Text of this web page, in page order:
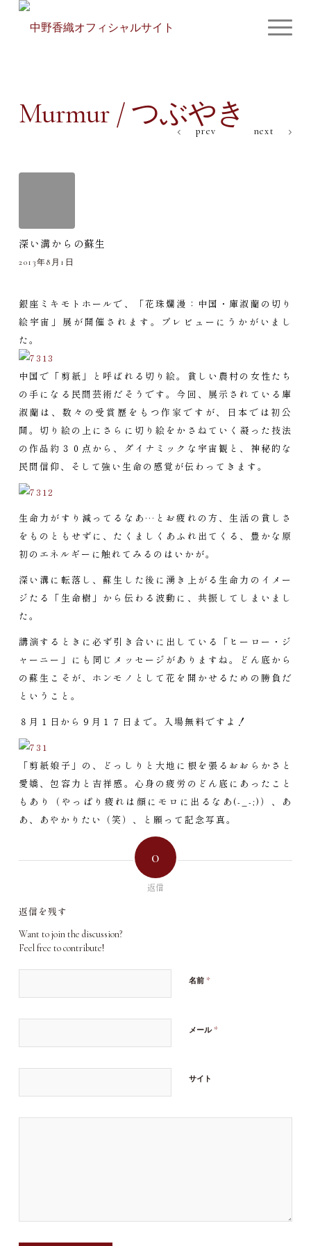
Murmur / つぶやき
prev next
深い溝からの蘇生
2013年8月1日
銀座ミキモトホールで、「花珠爛漫：中国・庫淑蘭の切り
絵宇宙」展が開催されます。プレビューにうかがいまし
た。
中国で「剪紙」と呼ばれる切り絵。貧しい農村の女性たち
の手になる民間芸術だそうです。今回、展示されている庫
淑蘭は、数々の受賞歴をもつ作家ですが、日本では初公
開。切り絵の上にさらに切り絵をかさねていく凝った技法
の作品約３０点から、ダイナミックな宇宙観と、神秘的な
民間信仰、そして強い生命の感覚が伝わってきます。
生命力がすり減ってるなあ…とお疲れの方、生活の貧しさ
をものともせずに、たくましくあふれ出てくる、豊かな原
初のエネルギーに触れてみるのはいかが。
深い溝に転落し、蘇生した後に湧き上がる生命力のイメー
ジたる「生命樹」から伝わる波動に、共振してしまいまし
た。
講演するときに必ず引き合いに出している「ヒーロー・ジ
ャーニー」にも同じメッセージがありますね。どん底から
の蘇生こそが、ホンモノとして花を開かせるための勝負だ
ということ。
８月１日から９月１７日まで。入場無料ですよ！
「剪紙娘子」の、どっしりと大地に根を張るおおらかさと
愛嬌、包容力と吉祥感。心身の疲労のどん底にあったこと
もあり（やっぱり疲れは顔にモロに出るなあ(-_-;)）、あ
あ、あやかりたい（笑）、と願って記念写真。
0
返信
返信を残す
Want to join the discussion?
Feel free to contribute!
名前 *
メール *
サイト